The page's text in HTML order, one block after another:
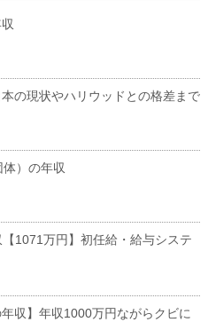
の現状やハリウッドとの格差まで
）の年収
1071万円】初任給・給与システ
年収】年収1000万円ながらクビに